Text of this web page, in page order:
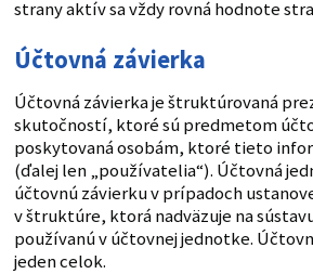
strany aktív sa vždy rovná hodnote
Účtovná závierka
Účtovná závierka je štruktúrovaná
skutočností, ktoré sú predmetom
poskytovaná osobám, ktoré tieto
(ďalej len „používatelia“). Účtovná
účtovnú závierku v prípadoch
v štruktúre, ktorá nadväzuje na
používanú v účtovnej jednotke.
jeden celok.